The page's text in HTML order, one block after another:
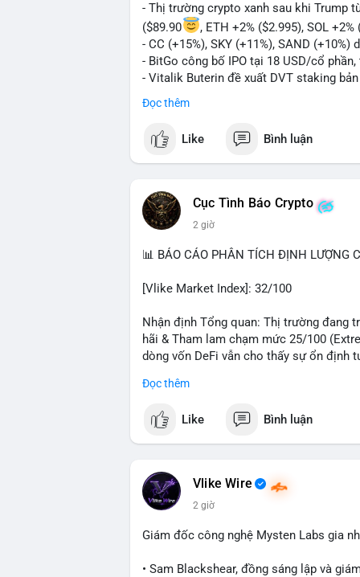
- Thị trường crypto xanh sau khi Trump
($89.90
, ETH +2% ($2.995), SOL +2%
- CC (+15%), SKY (+11%), SAND (+10%)
- BitGo công bố IPO tại 18 USD/cổ
- Vitalik Buterin đề xuất DVT staking
Ethereum
- Hong Kong phát hành giấy phép
- Nga xác định crypto là tài sản hợp
- Trump hy vọng ký vào luật cấu trúc
Quốc hội
- Steak ’n Shake cho phép nhân viên
#binancesquare
#cryptonews #btc #eth
#hongkong #russia
$btc $eth $sol $xrp $cc #cc$sky#sky
#vlikevn #titanbot
📰 Nguồn: Decrypt
Đọc thêm
Like Bình luận
Cục Tình Báo Crypto
2 giờ
📊 BÁO CÁO PHÂN TÍCH ĐỊNH LƯỢNG
[Vlike Market Index]: 32/100
Nhận định Tổng quan: Thị trường đang
hãi & Tham lam chạm mức 25/100
dòng vốn DeFi vẫn cho thấy sự ổn định
Phân tích Dòng tiền DeFi (DefiLlama):
sao giữa BSC (4,87 tỷ), Tron (4,85 tỷ)
5 với 4,63 tỷ USD, cho thấy sự trỗi dậy
thấy thanh khoản hệ thống vẫn dồi
cải thiện.
mức dương nhẹ 0,0073%, trong khi ETH
Đọc thêm
Like Bình luận
Vlike Wire
2 giờ
Giám đốc công nghệ Mysten Labs gia
• Sam Blackshear, đồng sáng lập và